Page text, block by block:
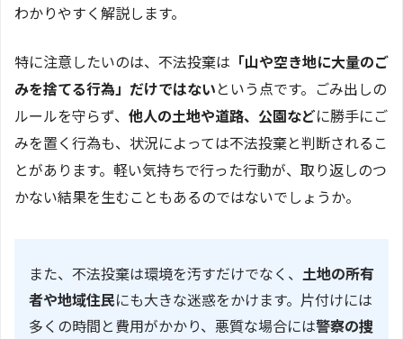
わかりやすく解説します。
特に注意したいのは、不法投棄は 「山や空き地に大量のご
みを捨てる行為」だけではないという点です。ごみ出しの
ルールを守らず、 他人の土地や道路、公園などに勝手にご
みを置く行為も、状況によっては不法投棄と判断されるこ
とがあります。軽い気持ちで行った行動が、取り返しのつ
かない結果を生むこともあるのではないでしょうか。
また、不法投棄は環境を汚すだけでなく、 土地の所有
者や地域住民にも大きな迷惑をかけます。片付けには
多くの時間と費用がかかり、悪質な場合には警察の捜